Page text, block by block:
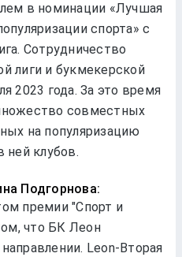
в номинации «Лучшая
спорта» с
Сотрудничество
лиги и букмекерской
2023 года. За это время
совместных
на популяризацию
ней клубов.
Подгорнова:
премии "Спорт и
что БК Леон
Leon-Вторая